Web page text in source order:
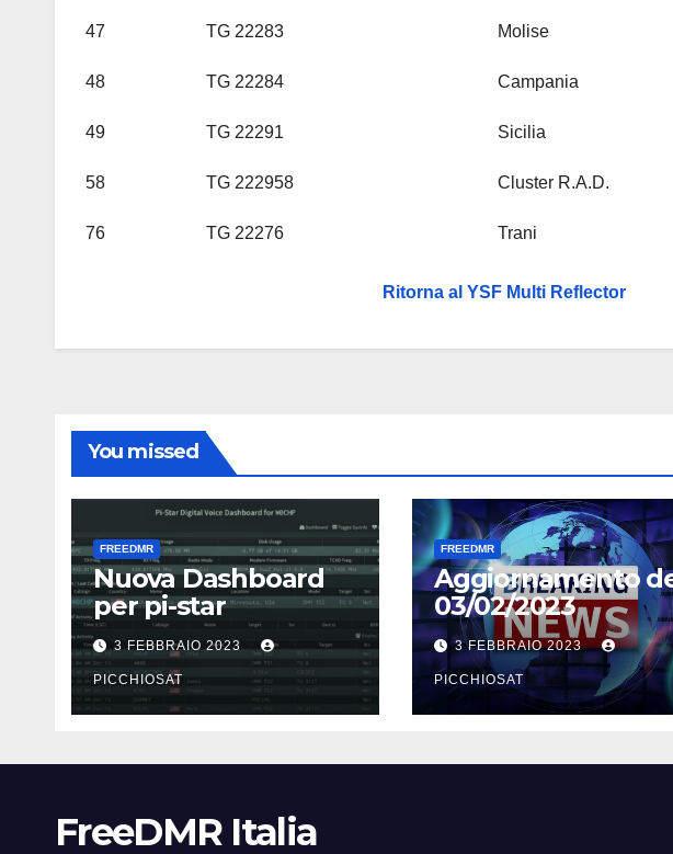
47 TG 22283 Molise
48 TG 22284 Campania
49 TG 22291 Sicilia
58 TG 222958 Cluster R.A.D.
76 TG 22276 Trani
Ritorna al YSF Multi Reflector
You missed
FREEDMR
Nuova Dashboard
per pi-star
3 FEBBRAIO 2023
PICCHIOSAT
FREEDMR
Aggiornamento
03/02/2023
3 FEBBRAIO 2023
PICCHIOSAT
FreeDMR Italia